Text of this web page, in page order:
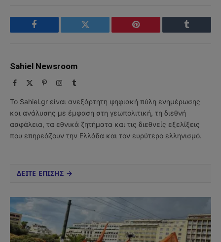
Facebook Twitter Pinterest Tumblr
Sahiel Newsroom
Facebook PinterestInstagram
Tumblr
Το Sahiel.gr είναι ανεξάρτητη ψηφιακή πύλη ενημέρωσης
και ανάλυσης με έμφαση στη γεωπολιτική, τη διεθνή
ασφάλεια, τα εθνικά ζητήματα και τις διεθνείς εξελίξεις
που επηρεάζουν την Ελλάδα και τον ευρύτερο ελληνισμό.
ΔΕΙΤΕ ΕΠΙΣΗΣ →